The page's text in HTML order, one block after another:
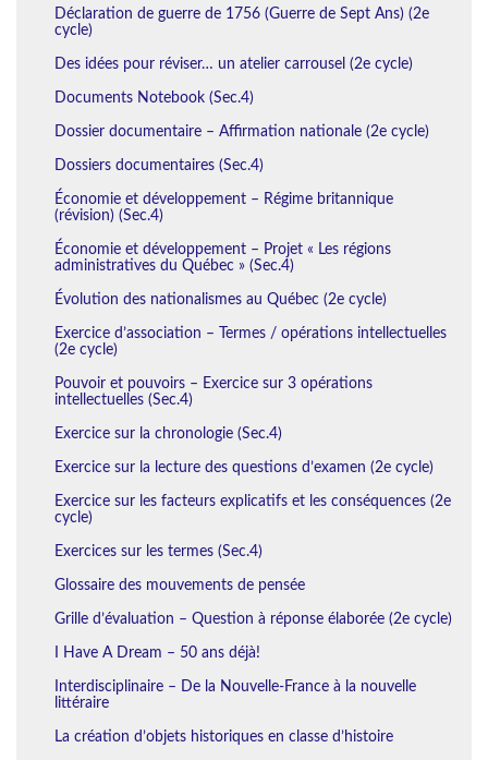
Déclaration de guerre de 1756 (Guerre de Sept Ans) (2e
cycle)
Des idées pour réviser… un atelier carrousel (2e cycle)
Documents Notebook (Sec.4)
Dossier documentaire – Affirmation nationale (2e cycle)
Dossiers documentaires (Sec.4)
Économie et développement – Régime britannique
(révision) (Sec.4)
Économie et développement – Projet « Les régions
administratives du Québec » (Sec.4)
Évolution des nationalismes au Québec (2e cycle)
Exercice d’association – Termes / opérations intellectuelles
(2e cycle)
Pouvoir et pouvoirs – Exercice sur 3 opérations
intellectuelles (Sec.4)
Exercice sur la chronologie (Sec.4)
Exercice sur la lecture des questions d’examen (2e cycle)
Exercice sur les facteurs explicatifs et les conséquences (2e
cycle)
Exercices sur les termes (Sec.4)
Glossaire des mouvements de pensée
Grille d’évaluation – Question à réponse élaborée (2e cycle)
I Have A Dream – 50 ans déjà!
Interdisciplinaire – De la Nouvelle-France à la nouvelle
littéraire
La création d’objets historiques en classe d’histoire